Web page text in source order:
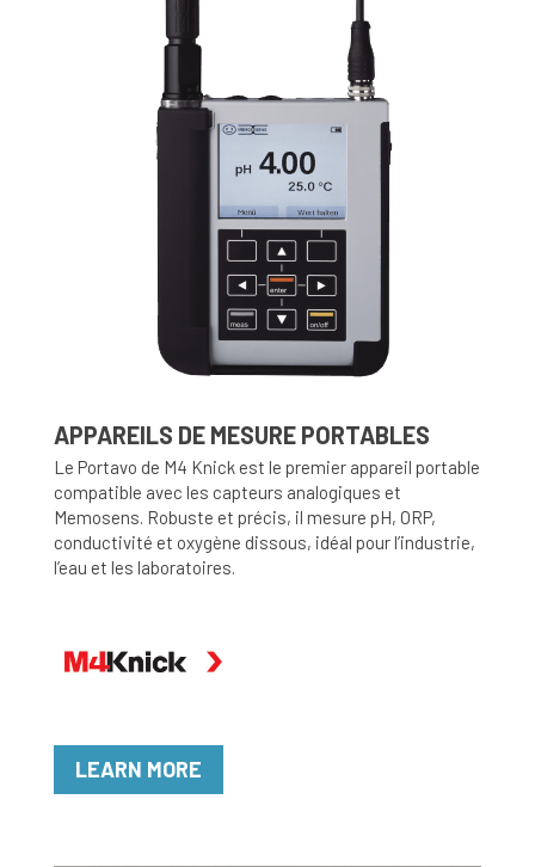
APPAREILS DE MESURE PORTABLES
Le Portavo de M4 Knick est le premier appareil portable
compatible avec les capteurs analogiques et
Memosens. Robuste et précis, il mesure pH, ORP,
conductivité et oxygène dissous, idéal pour l’industrie,
l’eau et les laboratoires.
LEARN MORE